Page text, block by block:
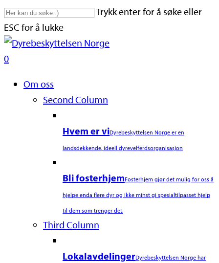
Skip
to
main
content
Trykk enter for å søke eller
ESC for å lukke
Close
Search
search
0
Om oss
Second Column
Hvem er viDyrebeskyttelsen Norge er en
landsdekkende, ideell dyrevelferdsorganisasjon
Bli fosterhjemFosterhjem gjør det mulig for oss å
hjelpe enda flere dyr og ikke minst gi spesialtilpasset hjelp
til dem som trenger det.
Third Column
LokalavdelingerDyrebeskyttelsen Norge har